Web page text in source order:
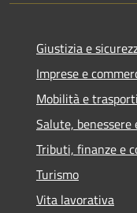
Giustizia e
Imprese e
Mobilità e trasporti
Salute, benessere
Tributi, finanze e
Turismo
Vita lavorativa